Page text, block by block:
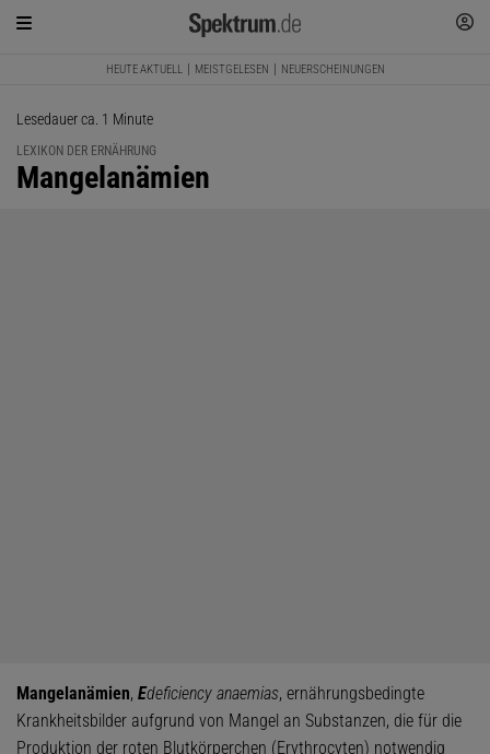
HEUTE AKTUELL MEISTGELESEN NEUERSCHEINUNGEN
Lesedauer ca. 1 Minute
LEXIKON DER ERNÄHRUNG
:
Mangelanämien
Mangelanämien, Edeficiency anaemias, ernährungsbedingte
Krankheitsbilder aufgrund von Mangel an Substanzen, die für die
Produktion der roten Blutkörperchen (Erythrocyten) notwendig